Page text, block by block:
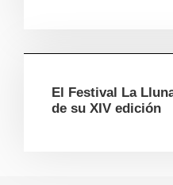
El Festival La
de su XIV edición